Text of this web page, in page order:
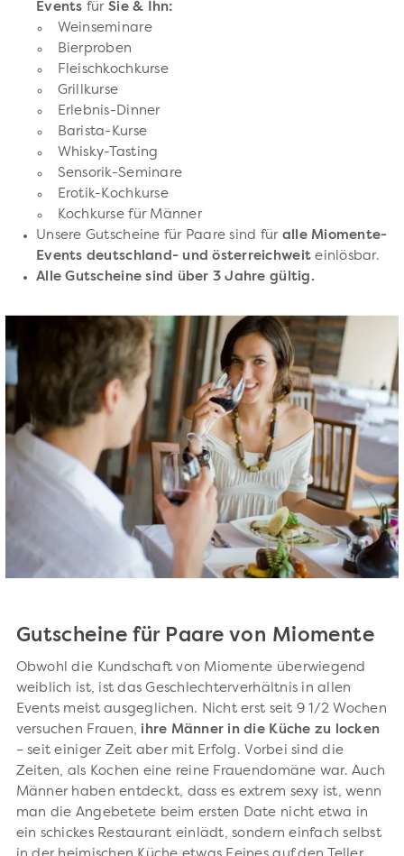
Events fürSie & Ihn:
Weinseminare
Bierproben
Fleischkochkurse
Grillkurse
Erlebnis-Dinner
Barista-Kurse
Whisky-Tasting
Sensorik-Seminare
Erotik-Kochkurse
Kochkurse für Männer
Unsere Gutscheine für Paare sind für alle Miomente-
Events deutschland- und österreichweit einlösbar.
Alle Gutscheine sind über 3 Jahre gültig.
Gutscheine für Paare von Miomente
Obwohl die Kundschaft von Miomente überwiegend
weiblich ist, ist das Geschlechterverhältnis in allen
Events meist ausgeglichen. Nicht erst seit 9 1/2 Wochen
versuchen Frauen, ihre Männer in die Küche zu locken
– seit einiger Zeit aber mit Erfolg. Vorbei sind die
Zeiten, als Kochen eine reine Frauendomäne war. Auch
Männer haben entdeckt, dass es extrem sexy ist, wenn
man die Angebetete beim ersten Date nicht etwa in
ein schickes Restaurant einlädt, sondern einfach selbst